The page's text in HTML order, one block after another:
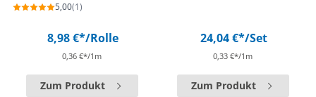
5,00(1)
8,98 €*/Rolle
0,36 €*/1m
Zum Produkt
24,04 €*/Set
0,33 €*/1m
Zum Produkt